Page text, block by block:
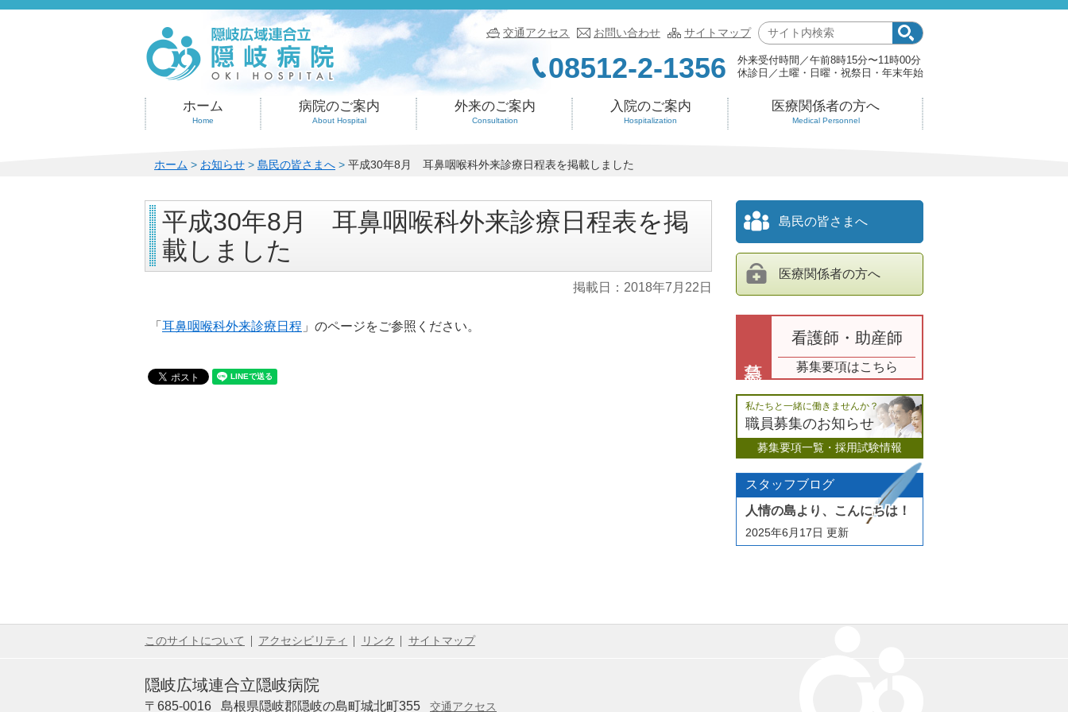
このページの本文へ
交通アクセス お問い合わせ サイトマップ
サ
検
索:
08512-2-1356 外来受付時間
午前8時15分〜11時00分
休診日
土曜・日曜・祝祭日・年末年始
ホーム
Home
病院のご案内
About Hospital
外来のご案内
Consultation
入院のご案内
Hospitalization
医療関係者の方へ
Medical Personnel
こ
ペ
ー
ジ
の
位
ホーム > お知らせ > 島民の皆さまへ > 平成30年8月 耳鼻咽喉科外来診療日程表を掲載しました
平成30年8月 耳鼻咽喉科外来診療日程表を掲
載しました
掲載日： 2018年7月22日
「 耳鼻咽喉科外来診療日程 」のページをご参照ください。
島民の皆さまへ
医療関係者の方へ
看護師・助産師
募集要項はこちら
私たちと一緒に働きませんか？
職員募集のお知らせ
募集要項一覧・採用試験情報
スタッフブログ
人情の島より、こんにちは！
2025年6月17日 更新
このサイトについて アクセシビリティ リンク サイトマップ
隠岐広域連合立隠岐病院
〒685-0016 島根県隠岐郡隠岐の島町城北町355 交通アクセス